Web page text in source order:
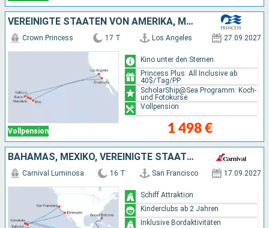
VEREINIGTE STAATEN VON AMERIKA, MEXIKO
Vollpension
Crown Princess 17 T Los Angeles 27.09.2027
1 498 €
Kino unter den Sternen
Princess Plus: All Inclusive ab
40$/Tag/PP
ScholarShip@Sea Programm: Koch-
und Fotokurse
Vollpension
BAHAMAS, MEXIKO, VEREINIGTE STAATEN VON AMERIKA
Carnival Luminosa 16 T San Francisco 17.09.2027
Schiff Attraktion
Kinderclubs ab 2 Jahren
Inklusive Bordaktivitäten